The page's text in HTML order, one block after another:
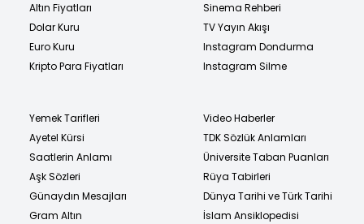
Altın Fiyatları
Dolar Kuru
Euro Kuru
Kripto Para Fiyatları
Sinema Rehberi
TV Yayın Akışı
Instagram Dondurma
Instagram Silme
Yemek Tarifleri
Ayetel Kürsi
Saatlerin Anlamı
Aşk Sözleri
Günaydın Mesajları
Gram Altın
Video Haberler
TDK Sözlük Anlamları
Üniversite Taban Puanları
Rüya Tabirleri
Dünya Tarihi ve Türk Tarihi
İslam Ansiklopedisi